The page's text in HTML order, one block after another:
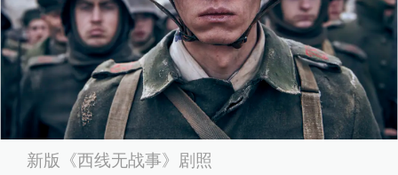
新版《西线无战事》剧照